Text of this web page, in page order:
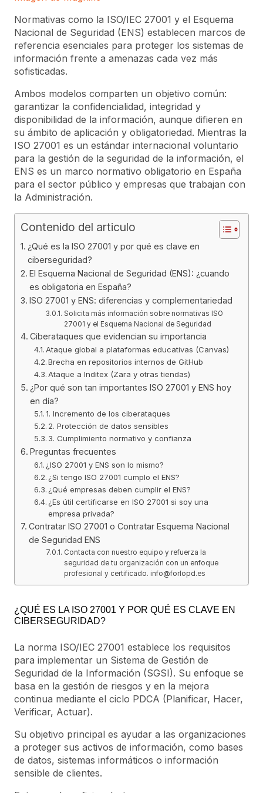
Normativas como la ISO/IEC 27001 y el Esquema
Nacional de Seguridad (ENS) establecen marcos de
referencia esenciales para proteger los sistemas de
información frente a amenazas cada vez más
sofisticadas.
Ambos modelos comparten un objetivo común:
garantizar la confidencialidad, integridad y
disponibilidad de la información, aunque difieren en
su ámbito de aplicación y obligatoriedad. Mientras la
ISO 27001 es un estándar internacional voluntario
para la gestión de la seguridad de la información, el
ENS es un marco normativo obligatorio en España
para el sector público y empresas que trabajan con
la Administración.
Contenido del articulo
¿Qué es la ISO 27001 y por qué es clave en
ciberseguridad?
El Esquema Nacional de Seguridad (ENS): ¿cuando
es obligatoria en España?
ISO 27001 y ENS: diferencias y complementariedad
Solicita más información sobre normativas ISO
27001 y el Esquema Nacional de Seguridad
Ciberataques que evidencian su importancia
Ataque global a plataformas educativas (Canvas)
Brecha en repositorios internos de GitHub
Ataque a Inditex (Zara y otras tiendas)
¿Por qué son tan importantes ISO 27001 y ENS hoy
en día?
1. Incremento de los ciberataques
2. Protección de datos sensibles
3. Cumplimiento normativo y confianza
Preguntas frecuentes
¿ISO 27001 y ENS son lo mismo?
¿Si tengo ISO 27001 cumplo el ENS?
¿Qué empresas deben cumplir el ENS?
¿Es útil certificarse en ISO 27001 si soy una
empresa privada?
Contratar ISO 27001 o Contratar Esquema Nacional
de Seguridad ENS
Contacta con nuestro equipo y refuerza la
seguridad de tu organización con un enfoque
profesional y certificado. info@forlopd.es
¿QUÉ ES LA ISO 27001 Y POR QUÉ ES CLAVE EN
CIBERSEGURIDAD?
La norma ISO/IEC 27001 establece los requisitos
para implementar un Sistema de Gestión de
Seguridad de la Información (SGSI). Su enfoque se
basa en la gestión de riesgos y en la mejora
continua mediante el ciclo PDCA (Planificar, Hacer,
Verificar, Actuar).
Su objetivo principal es ayudar a las organizaciones
a proteger sus activos de información, como bases
de datos, sistemas informáticos o información
sensible de clientes.